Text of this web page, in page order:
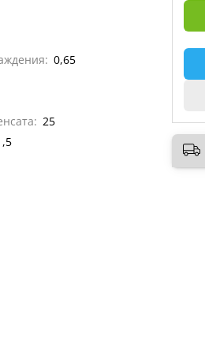
0,65
25